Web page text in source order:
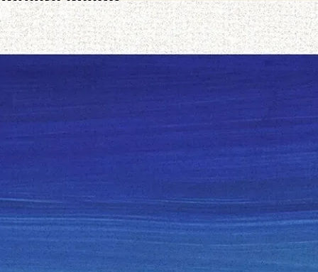
ämnen
Bokcirkel
Deckare E-böcker